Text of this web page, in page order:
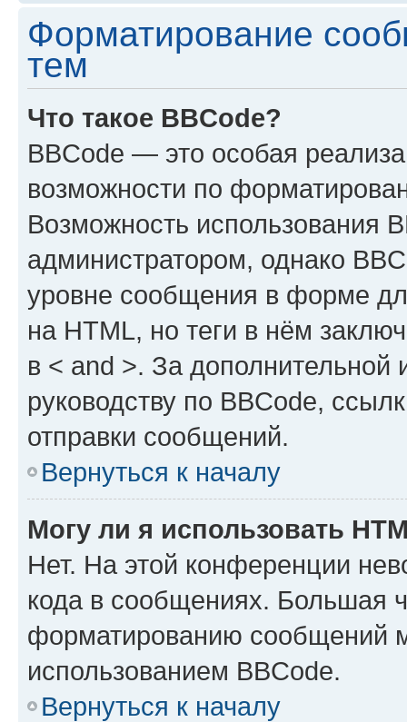
Форматирование
тем
Что такое BBCode?
BBCode — это особая
возможности по
Возможность использования
администратором, однако
уровне сообщения в форме
на HTML, но теги в нём
в < and >. За
руководству по BBCode,
отправки сообщений.
Вернуться к началу
Могу ли я использовать
Нет. На этой конференции
кода в сообщениях. Большая
форматированию сообщений
использованием BBCode.
Вернуться к началу